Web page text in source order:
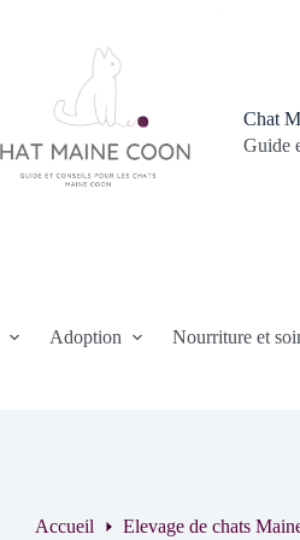
Chat
Guide
Adoption Nourriture et
Accueil
Elevage de chats